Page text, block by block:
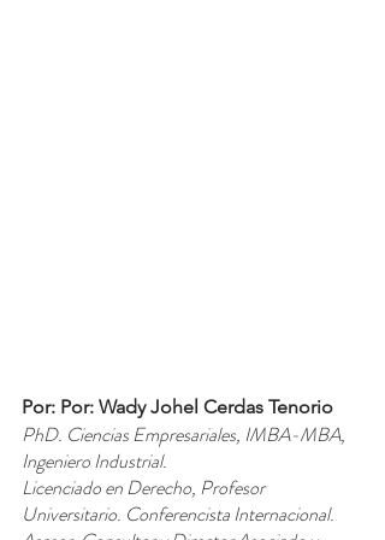
Por: Por: Wady Johel Cerdas Tenorio
PhD. Ciencias Empresariales, IMBA-MBA,
Ingeniero Industrial.
Licenciado en Derecho, Profesor
Universitario. Conferencista Internacional.